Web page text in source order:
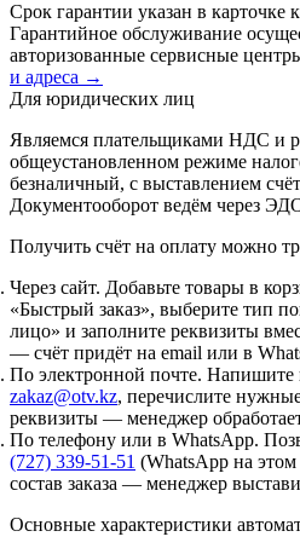
Срок гарантии указан в карточке
Гарантийное обслуживание
авторизованные сервисные
и адреса →
Для юридических лиц
Являемся плательщиками НДС и
общеустановленном режиме
безналичный, с выставлением
Документооборот ведём через
Получить счёт на оплату можно
Через сайт. Добавьте товары в
«Быстрый заказ», выберите тип
лицо» и заполните реквизиты
— счёт придёт на email или в
По электронной почте. Напишите
zakaz@otv.kz, перечислите
реквизиты — менеджер
По телефону или в WhatsApp.
(727) 339-51-51 (WhatsApp на
состав заказа — менеджер
Основные характеристики